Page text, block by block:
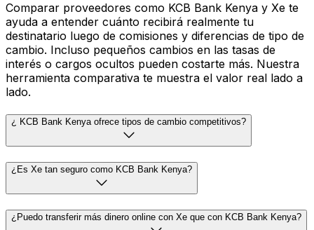
Comparar proveedores como KCB Bank Kenya y Xe te
ayuda a entender cuánto recibirá realmente tu
destinatario luego de comisiones y diferencias de tipo de
cambio. Incluso pequeños cambios en las tasas de
interés o cargos ocultos pueden costarte más. Nuestra
herramienta comparativa te muestra el valor real lado a
lado.
¿ KCB Bank Kenya ofrece tipos de cambio competitivos?
¿Es Xe tan seguro como KCB Bank Kenya?
¿Puedo transferir más dinero online con Xe que con KCB Bank Kenya?